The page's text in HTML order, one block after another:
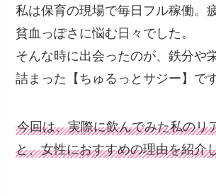
私は保育の現場で毎日フル稼働。
貧血っぽさに悩む日々でした。
そんな時に出会ったのが、鉄分や
詰まった【ちゅるっとサジー】です
今回は、実際に飲んでみた私のリ
と、女性におすすめの理由を紹介